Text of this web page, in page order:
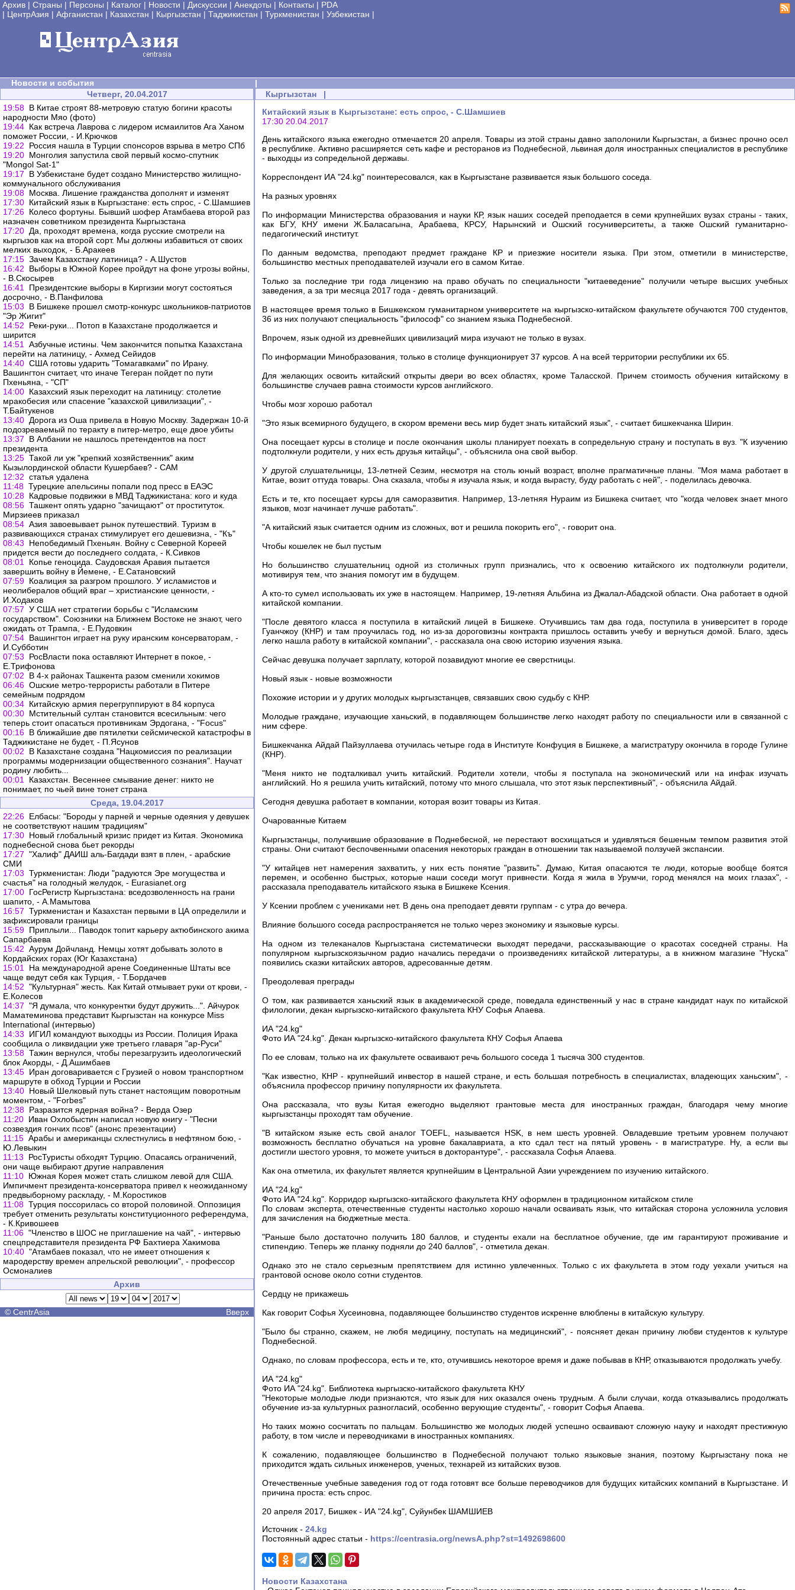
Архив | Страны | Персоны | Каталог | Новости | Дискуссии | Анекдоты | Контакты | PDA
| ЦентрАзия | Афганистан | Казахстан | Кыргызстан | Таджикистан | Туркменистан | Узбекистан |
Новости и события
|
Четверг, 20.04.2017
19:58 В Китае строят 88-метровую статую богини красоты
народности Мяо (фото)
19:44 Как встреча Лаврова с лидером исмаилитов Ага Ханом
поможет России, - И.Крючков
19:22
Россия нашла в Турции спонсоров взрыва в метро СПб
19:20 Монголия запустила свой первый космо-спутник
"Mongol Sat-1"
19:17
В Узбекистане будет создано Министерство жилищно-
коммунального обслуживания
19:08 Москва. Лишение гражданства дополнят и изменят
17:30 Китайский язык в Кыргызстане: есть спрос, - С.Шамшиев
17:26 Колесо фортуны. Бывший шофер Атамбаева второй раз
назначен советником президента Кыргызстана
17:20 Да, проходят времена, когда русские смотрели на
кыргызов как на второй сорт. Мы должны избавиться от своих
мелких выходок, - Б.Аракеев
17:15 Зачем Казахстану латиница? - А.Шустов
16:42
Выборы в Южной Корее пройдут на фоне угрозы войны,
- В.Скосырев
16:41
Президентские выборы в Киргизии могут состояться
досрочно, - В.Панфилова
15:03
В Бишкеке прошел смотр-конкурс школьников-патриотов
"Эр Жигит"
14:52
Реки-руки... Потоп в Казахстане продолжается и
ширится
14:51
Азбучные истины. Чем закончится попытка Казахстана
перейти на латиницу, - Ахмед Сейидов
14:40 США готовы ударить "Томагавками" по Ирану.
Вашингтон считает, что иначе Тегеран пойдет по пути
Пхеньяна, - "СП"
14:00 Казахский язык переходит на латиницу: столетие
мракобесия или спасение "казахской цивилизации", -
Т.Байтукенов
13:40 Дорога из Оша привела в Новую Москву. Задержан 10-й
подозреваемый по теракту в питер-метро, еще двое убиты
13:37
В Албании не нашлось претендентов на пост
президента
13:25 Такой ли уж "крепкий хозяйственник" аким
Кызылординской области Кушербаев? - САМ
12:32 статья удалена
11:48 Турецкие апельсины попали под пресс в ЕАЭС
10:28 Кадровые подвижки в МВД Таджикистана: кого и куда
08:56 Ташкент опять ударно "зачищают" от проституток.
Мирзиеев приказал
08:54 Азия завоевывает рынок путешествий. Туризм в
развивающихся странах стимулирует его дешевизна, - "Къ"
08:43
Непобедимый Пхеньян. Войну с Северной Кореей
придется вести до последнего солдата, - К.Сивков
08:01
Копье геноцида. Саудовская Аравия пытается
завершить войну в Йемене, - Е.Сатановский
07:59 Коалиция за разгром прошлого. У исламистов и
неолибералов общий враг – христианские ценности, -
И.Ходаков
07:57 У США нет стратегии борьбы с "Исламским
государством". Союзники на Ближнем Востоке не знают, чего
ожидать от Трампа, - Е.Пудовкин
07:54 Вашингтон играет на руку иранским консерваторам, -
И.Субботин
07:53
РосВласти пока оставляют Интернет в покое, -
Е.Трифонова
07:02
В 4-х районах Ташкента разом сменили хокимов
06:46 Ошские метро-террористы работали в Питере
семейным подрядом
00:34 Китайскую армия перегруппируют в 84 корпуса
00:30 Мстительный султан становится всесильным: чего
теперь стоит опасаться противникам Эрдогана, - "Focus"
00:16 В ближайшие две пятилетки сейсмической катастрофы в
Таджикистане не будет, - П.Ясунов
00:02
В Казахстане создана "Нацкомиссия по реализации
программы модернизации общественного сознания". Научат
родину любить...
00:01
Казахстан. Весеннее смывание денег: никто не
понимает, по чьей вине тонет страна
Среда, 19.04.2017
22:26 Елбасы: "Бороды у парней и черные одеяния у девушек
не соответствуют нашим традициям"
17:30 Новый глобальный кризис придет из Китая. Экономика
поднебесной снова бьет рекорды
17:27 "Халиф" ДАИШ аль-Багдади взят в плен, - арабские
СМИ
17:03 Туркменистан: Люди "радуются Эре могущества и
счастья" на голодный желудок, - Еurasianet.org
17:00 ГосРегистр Кыргызстана: вседозволенность на грани
шапито, - А.Мамытова
16:57 Туркменистан и Казахстан первыми в ЦА определили и
зафиксировали границы
15:59 Приплыли... Паводок топит карьеру актюбинского акима
Сапарбаева
15:42 Аурум Дойчланд. Немцы хотят добывать золото в
Кордайских горах (Юг Казахстана)
15:01
На международной арене Соединенные Штаты все
чаще ведут себя как Турция, - Т.Бордачев
14:52 "Культурная" жесть. Как Китай отмывает руки от крови, -
Е.Колесов
14:37 "Я думала, что конкурентки будут дружить...". Айчурок
Маматеминова представит Кыргызстан на конкурсе Miss
International (интервью)
14:33
ИГИЛ командуют выходцы из России. Полиция Ирака
сообщила о ликвидации уже третьего главаря "ар-Руси"
13:58 Тажин вернулся, чтобы перезагрузить идеологический
блок Акорды, - Д.Ашимбаев
13:45 Иран договаривается с Грузией о новом транспортном
маршруте в обход Турции и России
13:40 Новый Шелковый путь станет настоящим поворотным
моментом, - "Forbes"
12:38 Разразится ядерная война? - Верда Озер
11:20 Иван Охлобыстин написал новую книгу - "Песни
созвездия гончих псов" (анонс презентации)
11:15 Арабы и американцы схлестнулись в нефтяном бою, -
Ю.Левыкин
11:13
РосТуристы обходят Турцию. Опасаясь ограничений,
они чаще выбирают другие направления
11:10 Южная Корея может стать слишком левой для США.
Импичмент президента-консерватора привел к неожиданному
предвыборному раскладу, - М.Коростиков
11:08 Турция поссорилась со второй половиной. Оппозиция
требует отменить результаты конституционного референдума,
- К.Кривошеев
11:06 "Членство в ШОС не приглашение на чай", - интервью
спецпредставителя президента РФ Бахтиера Хакимова
10:40 "Атамбаев показал, что не имеет отношения к
мародерству времен апрельской революции", - профессор
Осмоналиев
Архив
© CentrAsia Вверх
Кыргызстан |
Китайский язык в Кыргызстане: есть спрос, - С.Шамшиев
17:30 20.04.2017
День китайского языка ежегодно отмечается 20 апреля. Товары из этой страны давно заполонили Кыргызстан, а бизнес прочно осел
в республике. Активно расширяется сеть кафе и ресторанов из Поднебесной, львиная доля иностранных специалистов в республике
- выходцы из сопредельной державы.
Корреспондент ИА "24.kg" поинтересовался, как в Кыргызстане развивается язык большого соседа.
На разных уровнях
По информации Министерства образования и науки КР, язык наших соседей преподается в семи крупнейших вузах страны - таких,
как БГУ, КНУ имени Ж.Баласагына, Арабаева, КРСУ, Нарынский и Ошский госуниверситеты, а также Ошский гуманитарно-
педагогический институт.
По данным ведомства, преподают предмет граждане КР и приезжие носители языка. При этом, отметили в министерстве,
большинство местных преподавателей изучали его в самом Китае.
Только за последние три года лицензию на право обучать по специальности "китаеведение" получили четыре высших учебных
заведения, а за три месяца 2017 года - девять организаций.
В настоящее время только в Бишкекском гуманитарном университете на кыргызско-китайском факультете обучаются 700 студентов,
36 из них получают специальность "философ" со знанием языка Поднебесной.
Впрочем, язык одной из древнейших цивилизаций мира изучают не только в вузах.
По информации Минобразования, только в столице функционирует 37 курсов. А на всей территории республики их 65.
Для желающих освоить китайский открыты двери во всех областях, кроме Таласской. Причем стоимость обучения китайскому в
большинстве случаев равна стоимости курсов английского.
Чтобы мозг хорошо работал
"Это язык всемирного будущего, в скором времени весь мир будет знать китайский язык", - считает бишкекчанка Ширин.
Она посещает курсы в столице и после окончания школы планирует поехать в сопредельную страну и поступать в вуз. "К изучению
подтолкнули родители, у них есть друзья китайцы", - объяснила она свой выбор.
У другой слушательницы, 13-летней Сезим, несмотря на столь юный возраст, вполне прагматичные планы. "Моя мама работает в
Китае, возит оттуда товары. Она сказала, чтобы я изучала язык, и когда вырасту, буду работать с ней", - поделилась девочка.
Есть и те, кто посещает курсы для саморазвития. Например, 13-летняя Нураим из Бишкека считает, что "когда человек знает много
языков, мозг начинает лучше работать".
"А китайский язык считается одним из сложных, вот и решила покорить его", - говорит она.
Чтобы кошелек не был пустым
Но большинство слушательниц одной из столичных групп признались, что к освоению китайского их подтолкнули родители,
мотивируя тем, что знания помогут им в будущем.
А кто-то сумел использовать их уже в настоящем. Например, 19-летняя Альбина из Джалал-Абадской области. Она работает в одной
китайской компании.
"После девятого класса я поступила в китайский лицей в Бишкеке. Отучившись там два года, поступила в университет в городе
Гуанчжоу (КНР) и там проучилась год, но из-за дороговизны контракта пришлось оставить учебу и вернуться домой. Благо, здесь
легко нашла работу в китайской компании", - рассказала она свою историю изучения языка.
Сейчас девушка получает зарплату, которой позавидуют многие ее сверстницы.
Новый язык - новые возможности
Похожие истории и у других молодых кыргызстанцев, связавших свою судьбу с КНР.
Молодые граждане, изучающие ханьский, в подавляющем большинстве легко находят работу по специальности или в связанной с
ним сфере.
Бишкекчанка Айдай Пайзуллаева отучилась четыре года в Институте Конфуция в Бишкеке, а магистратуру окончила в городе Гулине
(КНР).
"Меня никто не подталкивал учить китайский. Родители хотели, чтобы я поступала на экономический или на инфак изучать
английский. Но я решила учить китайский, потому что много слышала, что этот язык перспективный", - объяснила Айдай.
Сегодня девушка работает в компании, которая возит товары из Китая.
Очарованные Китаем
Кыргызстанцы, получившие образование в Поднебесной, не перестают восхищаться и удивляться бешеным темпом развития этой
страны. Они считают беспочвенными опасения некоторых граждан в отношении так называемой ползучей экспансии.
"У китайцев нет намерения захватить, у них есть понятие "развить". Думаю, Китая опасаются те люди, которые вообще боятся
перемен, и особенно быстрых, которые наши соседи могут привнести. Когда я жила в Урумчи, город менялся на моих глазах", -
рассказала преподаватель китайского языка в Бишкеке Ксения.
У Ксении проблем с учениками нет. В день она преподает девяти группам - с утра до вечера.
Влияние большого соседа распространяется не только через экономику и языковые курсы.
На одном из телеканалов Кыргызстана систематически выходят передачи, рассказывающие о красотах соседней страны. На
популярном кыргызскоязычном радио начались передачи о произведениях китайской литературы, а в книжном магазине "Нуска"
появились сказки китайских авторов, адресованные детям.
Преодолевая преграды
О том, как развивается ханьский язык в академической среде, поведала единственный у нас в стране кандидат наук по китайской
филологии, декан кыргызско-китайского факультета КНУ Софья Апаева.
ИА "24.kg"
Фото ИА "24.kg". Декан кыргызско-китайского факультета КНУ Софья Апаева
По ее словам, только на их факультете осваивают речь большого соседа 1 тысяча 300 студентов.
"Как известно, КНР - крупнейший инвестор в нашей стране, и есть большая потребность в специалистах, владеющих ханьским", -
объяснила профессор причину популярности их факультета.
Она рассказала, что вузы Китая ежегодно выделяют грантовые места для иностранных граждан, благодаря чему многие
кыргызстанцы проходят там обучение.
"В китайском языке есть свой аналог TOEFL, называется HSK, в нем шесть уровней. Овладевшие третьим уровнем получают
возможность бесплатно обучаться на уровне бакалавриата, а кто сдал тест на пятый уровень - в магистратуре. Ну, а если вы
достигли шестого уровня, то можете учиться в докторантуре", - рассказала Софья Апаева.
Как она отметила, их факультет является крупнейшим в Центральной Азии учреждением по изучению китайского.
ИА "24.kg"
Фото ИА "24.kg". Корридор кыргызско-китайского факультета КНУ оформлен в традиционном китайском стиле
По словам эксперта, отечественные студенты настолько хорошо начали осваивать язык, что китайская сторона усложнила условия
для зачисления на бюджетные места.
"Раньше было достаточно получить 180 баллов, и студенты ехали на бесплатное обучение, где им гарантируют проживание и
стипендию. Теперь же планку подняли до 240 баллов", - отметила декан.
Однако это не стало серьезным препятствием для истинно увлеченных. Только с их факультета в этом году уехали учиться на
грантовой основе около сотни студентов.
Сердцу не прикажешь
Как говорит Софья Хусеиновна, подавляющее большинство студентов искренне влюблены в китайскую культуру.
"Было бы странно, скажем, не любя медицину, поступать на медицинский", - поясняет декан причину любви студентов к культуре
Поднебесной.
Однако, по словам профессора, есть и те, кто, отучившись некоторое время и даже побывав в КНР, отказываются продолжать учебу.
ИА "24.kg"
Фото ИА "24.kg". Библиотека кыргызско-китайского факультета КНУ
"Некоторые молодые люди признаются, что язык для них оказался очень трудным. А были случаи, когда отказывались продолжать
обучение из-за культурных разногласий, особенно верующие студенты", - говорит Софья Апаева.
Но таких можно сосчитать по пальцам. Большинство же молодых людей успешно осваивают сложную науку и находят престижную
работу, в том числе и переводчиками в иностранных компаниях.
К сожалению, подавляющее большинство в Поднебесной получают только языковые знания, поэтому Кыргызстану пока не
приходится ждать сильных инженеров, ученых, технарей из китайских вузов.
Отечественные учебные заведения год от года готовят все больше переводчиков для будущих китайских компаний в Кыргызстане. И
причина проста: есть спрос.
20 апреля 2017, Бишкек - ИА "24.kg", Суйунбек ШАМШИЕВ
Источник - 24.kg
Постоянный адрес статьи - https://centrasia.org/newsA.php?st=1492698600
Новости Казахстана